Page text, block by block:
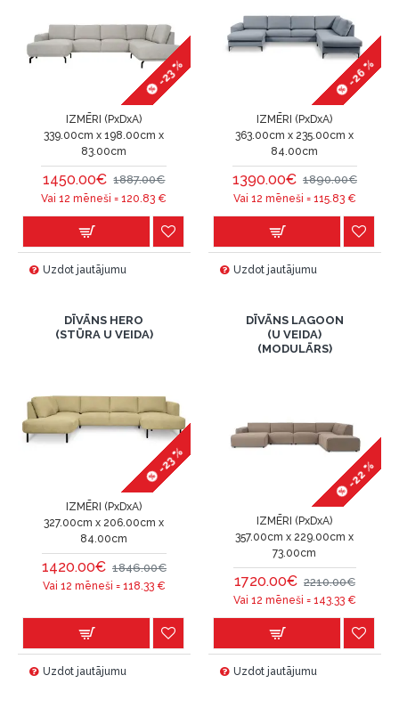
-23 %
IZMĒRI (PxDxA)
339.00cm x 198.00cm x
83.00cm
1450.00€ 1887.00€
Vai 12 mēneši =120.83 €
Uzdot jautājumu
-26 %
IZMĒRI (PxDxA)
363.00cm x 235.00cm x
84.00cm
1390.00€ 1890.00€
Vai 12 mēneši = 115.83€
Uzdot jautājumu
DĪVĀNS HERO
(STŪRA U VEIDA)
-23 %
IZMĒRI (PxDxA)
327.00cm x 206.00cm x
84.00cm
1420.00€ 1846.00€
Vai 12 mēneši = 118.33€
Uzdot jautājumu
DĪVĀNS LAGOON
(U VEIDA)
(MODULĀRS)
-22 %
IZMĒRI (PxDxA)
357.00cm x 229.00cm x
73.00cm
1720.00€ 2210.00€
Vai 12 mēneši = 143.33€
Uzdot jautājumu